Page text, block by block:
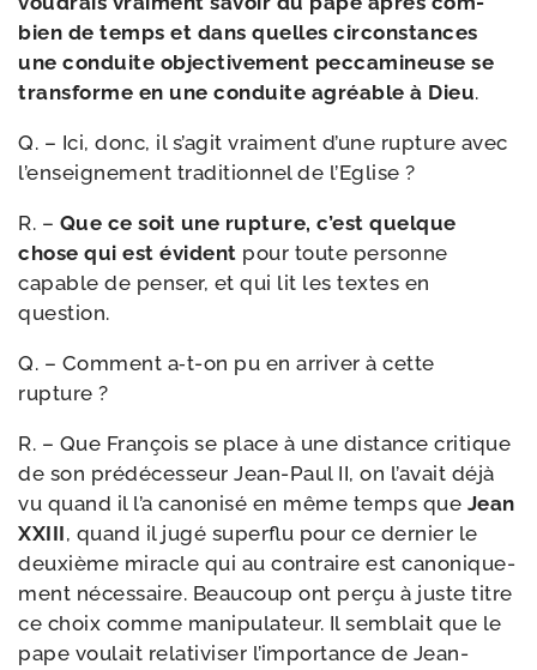
bien de temps et dans quelles cir­cons­tances
une conduite objec­ti­ve­ment pec­ca­mi­neuse se
trans­forme en une conduite agréable à Dieu.
Q. – Ici, donc, il s’a­git vrai­ment d’une rup­ture avec
l’en­sei­gne­ment tra­di­tion­nel de l’Eglise ?
R. – Que ce soit une rup­ture, c’est quelque
chose qui est évident pour toute per­sonne
capable de pen­ser, et qui lit les textes en
question.
Q. – Comment a‑t-​on pu en arri­ver à cette
rupture ?
R. – Que François se place à une dis­tance cri­tique
de son pré­dé­ces­seur Jean-​Paul II, on l’a­vait déjà
vu quand il l’a cano­ni­sé en même temps que Jean
XXIII, quand il jugé super­flu pour ce der­nier le
deuxième miracle qui au contraire est cano­ni­que­
ment néces­saire. Beaucoup ont per­çu à juste titre
ce choix comme mani­pu­la­teur. Il sem­blait que le
pape vou­lait rela­ti­vi­ser l’im­por­tance de Jean-​